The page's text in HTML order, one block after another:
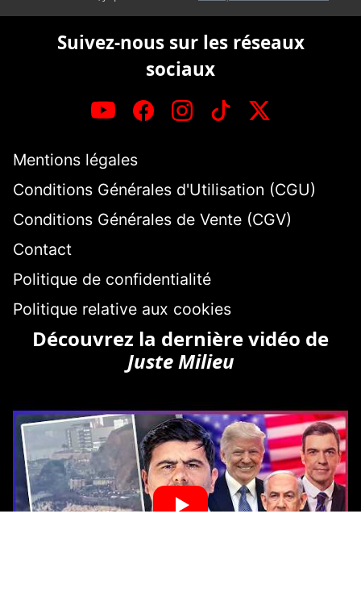
Suivez-nous sur les réseaux
sociaux
Mentions légales
Conditions Générales d'Utilisation (CGU)
Conditions Générales de Vente (CGV)
Contact
Politique de confidentialité
Politique relative aux cookies
Découvrez la dernière vidéo de
Juste Milieu